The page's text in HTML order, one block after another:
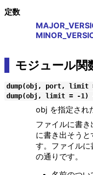
定数
モジュール関
dump(obj, port, limit
dump(obj, limit = -1)
obj を指定され
ファイルに書
に書き出そう
す。ファイル
の通りです。